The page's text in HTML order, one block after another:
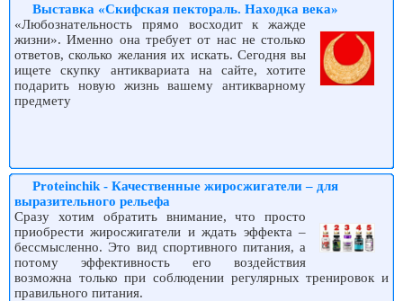
Выставка «Скифская пектораль. Находка века»
«Любознательность прямо восходит к жажде
жизни». Именно она требует от нас не столько
ответов, сколько желания их искать. Сегодня вы
ищете скупку антиквариата на сайте, хотите
подарить новую жизнь вашему антикварному
предмету
Proteinchik - Качественные жиросжигатели – для
выразительного рельефа
Сразу хотим обратить внимание, что просто
приобрести жиросжигатели и ждать эффекта –
бессмысленно. Это вид спортивного питания, а
потому эффективность его воздействия
возможна только при соблюдении регулярных тренировок и
правильного питания.